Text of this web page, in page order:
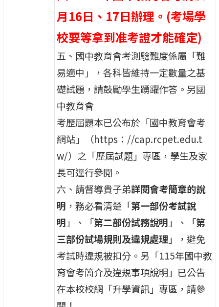
月16日、17日辦理。(考場學
校要等拿到准考證才能確定)
五、國中教育會考測驗難度係屬「難
易適中」，各科皆維持一定數量之基
礎試題，請鼓勵學生踴躍作答。另國
中教育會
考歷屆題本已公布於「國中教育會考
網站」（https：//cap.rcpet.edu.t
w/）之「歷屆試題」專區，學生及家
長可逕行參閱。
六、請督導貴子弟詳閱會考簡章的說
明 ，務必看清楚「第一部份考試說
明 」、「第二部份試務說明 」、「第
三部份試場規則及違規處理」，避免
考試時違規被扣分。另「115年國中教
育會考簡介及違規事項說明」已公告
在本校校網「升學資訊」專區，請參